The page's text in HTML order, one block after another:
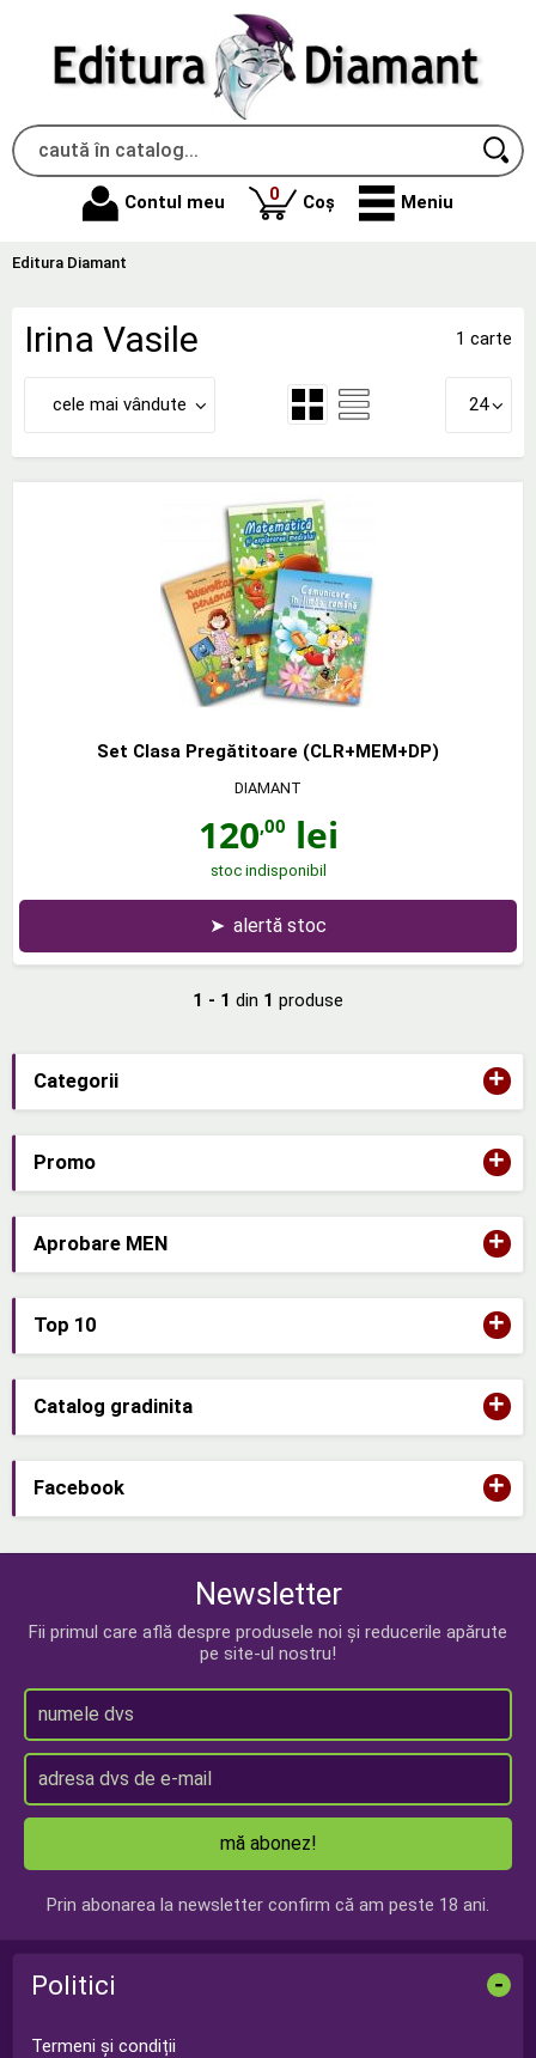
Contul meu 0produse
Coș Meniu
Editura Diamant
Categorii +
Promo +
Aprobare MEN +
Top 10 +
Catalog gradinita +
Facebook +
Irina Vasile 1 carte
cele mai vândute 24
Set Clasa Pregătitoare (CLR+MEM+DP)
DIAMANT
120,00 lei
stoc indisponibil
➤ alertă stoc
1 - 1 din 1 produse
Newsletter
Fii primul care află despre produsele noi și reducerile apărute
pe site-ul nostru!
mă abonez!
Prin abonarea la newsletter confirm că am peste 18 ani.
Politici -
Termeni și condiții